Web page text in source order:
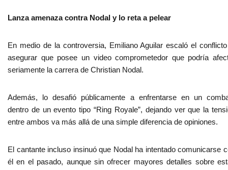
Lanza amenaza contra Nodal y lo reta a pelear
En medio de la controversia, Emiliano Aguilar escaló el
asegurar que posee un video comprometedor que podría
seriamente la carrera de Christian Nodal.
Además, lo desafió públicamente a enfrentarse en un
dentro de un evento tipo “Ring Royale”, dejando ver que la
entre ambos va más allá de una simple diferencia de opiniones.
El cantante incluso insinuó que Nodal ha intentado comunicarse
él en el pasado, aunque sin ofrecer mayores detalles sobre